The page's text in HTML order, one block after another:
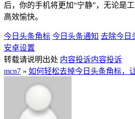
后，你的手机将更加“宁静”，无论是
高效愉快。
今日头条角标 今日头条通知 去除今日
安卓设置
转载请说明出处 内容投诉内容投诉
mcn7 » 如何轻松去掉今日头条角标，